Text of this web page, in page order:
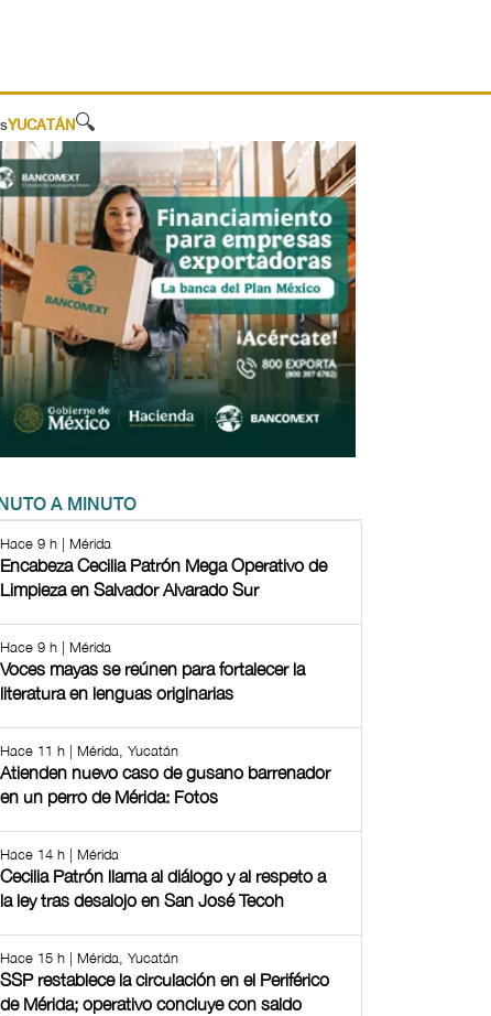
YUCATÁN 🔍
A MINUTO
Hace 9 h | Mérida
Encabeza Cecilia Patrón Mega Operativo de
Limpieza en Salvador Alvarado Sur
Hace 9 h | Mérida
Voces mayas se reúnen para fortalecer la
literatura en lenguas originarias
Hace 11 h | Mérida, Yucatán
Atienden nuevo caso de gusano barrenador
en un perro de Mérida: Fotos
Hace 14 h | Mérida
Cecilia Patrón llama al diálogo y al respeto a
la ley tras desalojo en San José Tecoh
Hace 15 h | Mérida, Yucatán
SSP restablece la circulación en el Periférico
de Mérida; operativo concluye con saldo